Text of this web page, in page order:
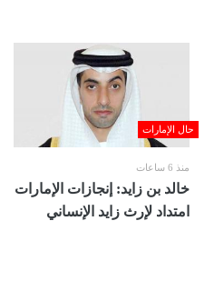
حال الإمارات
منذ 6 ساعات
خالد بن زايد: إنجازات الإمارات
امتداد لإرث زايد الإنساني